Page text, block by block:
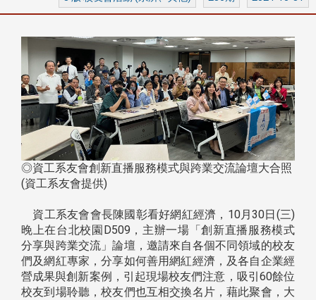
◎資工系友會創新直播服務模式與跨業交流論壇大合照
(資工系友會提供)
資工系友會會長陳國彰看好網紅經濟，10月30日(三)
晚上在台北校園D509，主辦一場「創新直播服務模式
分享與跨業交流」論壇，邀請來自各個不同領域的校友
們及網紅專家，分享如何善用網紅經濟，及各自企業經
營成果與創新案例，引起現場校友們注意，吸引60餘位
校友到場聆聽，校友們也互相交換名片，藉此聚會，大